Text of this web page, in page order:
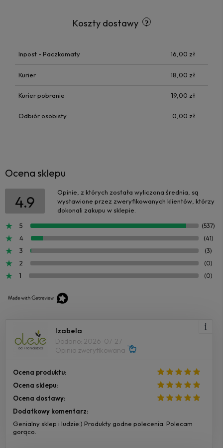
Koszty dostawy
Inpost - Paczkomaty 16,00 zł
Kurier 18,00 zł
Kurier pobranie 19,00 zł
Odbiór osobisty 0,00 zł
Ocena sklepu
4.9
Opinie, z których została wyliczona średnia, są
wystawione przez zweryfikowanych klientów, którzy
dokonali zakupu w sklepie.
5
(537)
4 (41)
3 (3)
2 (0)
1 (0)
Izabela
Dodano: 2026-07-27
Opinia zweryfikowana
Ocena produktu:
Ocena sklepu:
Ocena dostawy:
Dodatkowy komentarz:
Genialny sklep i ludzie:) Produkty godne polecenia. Polecam
gorąco.